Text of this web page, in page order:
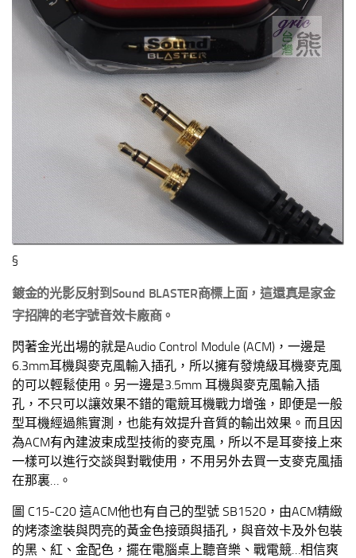
§
鍍金的光影反射到Sound BLASTER商標上面，這還真是家金
字招牌的老字號音效卡廠商。
閃著金光出場的就是Audio Control Module (ACM)，一邊是
6.3mm耳機與麥克風輸入插孔，所以擁有發燒級耳機麥克風
的可以輕鬆使用。另一邊是3.5mm 耳機與麥克風輸入插
孔，不只可以讓效果不錯的電競耳機戰力增強，即便是一般
型耳機經過熊實測，也能有效提升音質的輸出效果。而且因
為ACM有內建波束成型技術的麥克風，所以不是耳麥接上來
一樣可以進行交談與對戰使用，不用另外去買一支麥克風插
在那裏…。
圖 C15-C20 這ACM他也有自己的型號 SB1520，由ACM精緻
的烤漆塗裝與閃亮的黃金色接頭與插孔，與音效卡及外包裝
的黑、紅、金配色，擺在電腦桌上聽音樂、戰電競…相信爽